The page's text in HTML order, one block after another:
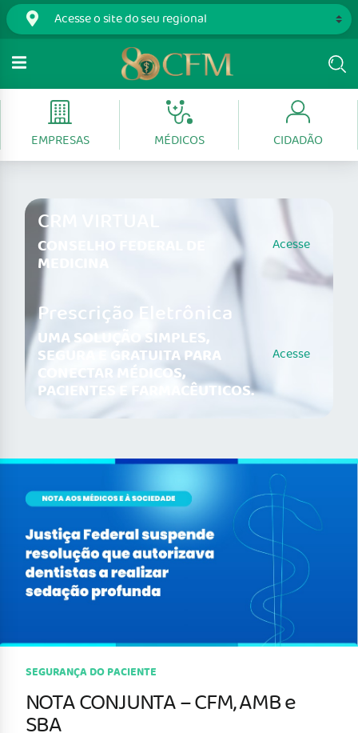
EMPRESAS MÉDICOS CIDADÃO
CRM VIRTUAL
CONSELHO FEDERAL DE
MEDICINA
Acesse
Prescrição Eletrônica
UMA SOLUÇÃO SIMPLES,
SEGURA E GRATUITA PARA
CONECTAR MÉDICOS,
PACIENTES E FARMACÊUTICOS.
Acesse
SEGURANÇA DO PACIENTE
NOTA CONJUNTA – CFM, AMB e
SBA